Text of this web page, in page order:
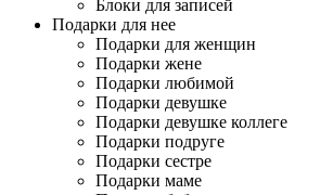
Блоки для записей
Подарки для нее
Подарки для женщин
Подарки жене
Подарки любимой
Подарки девушке
Подарки девушке коллеге
Подарки подруге
Подарки сестре
Подарки маме